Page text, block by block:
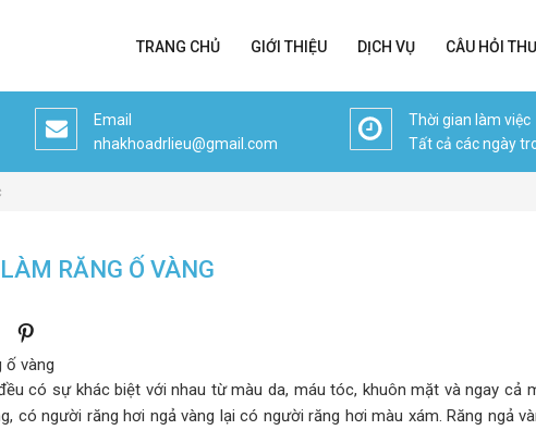
TRANG CHỦ GIỚI THIỆU DỊCH VỤ CÂU HỎI
Email
nhakhoadrlieu@gmail.com
Thời gian làm việc
Tất cả các ngày
RĂNG Ố VÀNG
có sự khác biệt với nhau từ màu da, máu tóc, khuôn mặt và ngay cả
có người răng hơi ngả vàng lại có người răng hơi màu xám. Răng ngả